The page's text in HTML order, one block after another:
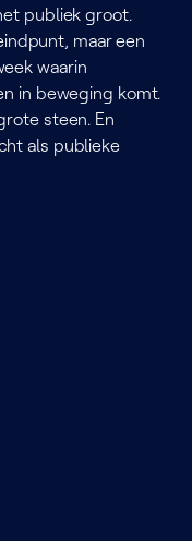
publiek groot.
maar een
waarin
in beweging komt.
steen. En
als publieke